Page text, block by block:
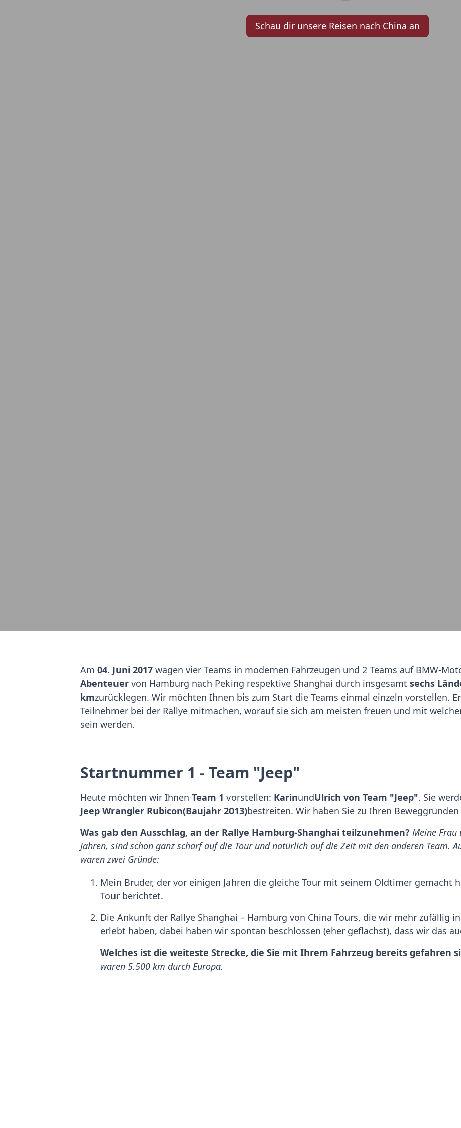
Schau dir unsere Reisen nach China an
Am 04. Juni 2017 wagen vier Teams in modernen Fahrzeugen und 2 Teams auf BMW-
Abenteuer von Hamburg nach Peking respektive Shanghai durch insgesamt sechs
kmzurücklegen. Wir möchten Ihnen bis zum Start die Teams einmal einzeln vorstellen.
Teilnehmer bei der Rallye mitmachen, worauf sie sich am meisten freuen und mit
sein werden.
Startnummer 1 - Team "Jeep"
Heute möchten wir Ihnen Team 1 vorstellen: KarinundUlrich von Team "Jeep". Sie
Jeep Wrangler Rubicon(Baujahr 2013)bestreiten. Wir haben Sie zu Ihren
Was gab den Ausschlag, an der Rallye Hamburg-Shanghai teilzunehmen? Meine Frau
Jahren, sind schon ganz scharf auf die Tour und natürlich auf die Zeit mit den anderen Team.
waren zwei Gründe:
Mein Bruder, der vor einigen Jahren die gleiche Tour mit seinem Oldtimer gemacht
Tour berichtet.
Die Ankunft der Rallye Shanghai – Hamburg von China Tours, die wir mehr zufällig
erlebt haben, dabei haben wir spontan beschlossen (eher geflachst), dass wir das
Welches ist die weiteste Strecke, die Sie mit Ihrem Fahrzeug bereits gefahren
waren 5.500 km durch Europa.